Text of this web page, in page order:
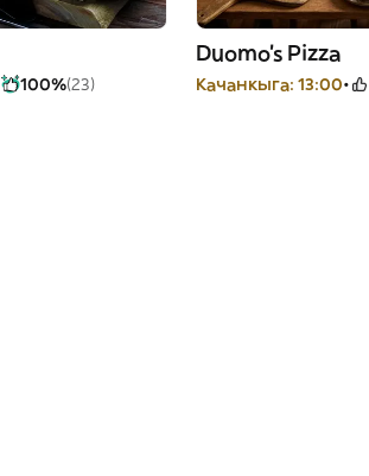
100%(23)
Duomo’s Pizza
Качанкыга: 13:00